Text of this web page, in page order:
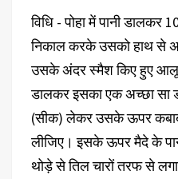
विधि - पोहा में पानी डालकर
निकाल करके उसको हाथ से
उसके अंदर स्मैश किए हुए आलू
डालकर इसका एक अच्छा सा
(सीक) लेकर उसके ऊपर
लीजिए। इसके ऊपर मैदे के
थोड़े से तिल चारों तरफ से